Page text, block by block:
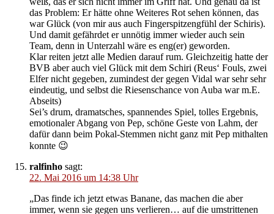
das Problem: Er hätte ohne Weiteres Rot sehen können, das
war Glück (von mir aus auch Fingerspitzengfühl der Schiris).
Und damit gefährdet er unnötig immer wieder auch sein
Team, denn in Unterzahl wäre es eng(er) geworden.
Klar reiten jetzt alle Medien darauf rum. Gleichzeitig hatte der
BVB aber auch viel Glück mit dem Schiri (Reus‘ Fouls, zwei
Elfer nicht gegeben, zumindest der gegen Vidal war sehr sehr
eindeutig, und selbst die Riesenschance von Auba war m.E.
Abseits)
Sei’s drum, dramatsches, spannendes Spiel, tolles Ergebnis,
emotionaler Abgang von Pep, schöne Geste von Lahm, der
dafür dann beim Pokal-Stemmen nicht ganz mit Pep mithalten
konnte 😉
ralfinho sagt:
22. Mai 2016 um 14:38 Uhr
„Das finde ich jetzt etwas Banane, das machen die aber
immer, wenn sie gegen uns verlieren… auf die umstrittenen